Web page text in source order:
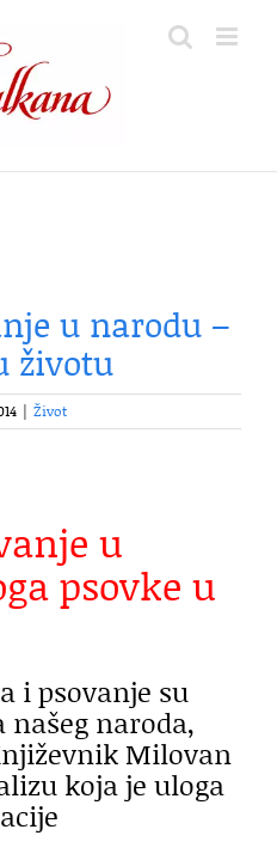
u narodu –
životu
Život
u
psovke u
i psovanje su
naroda,
Milovan
koja je uloga